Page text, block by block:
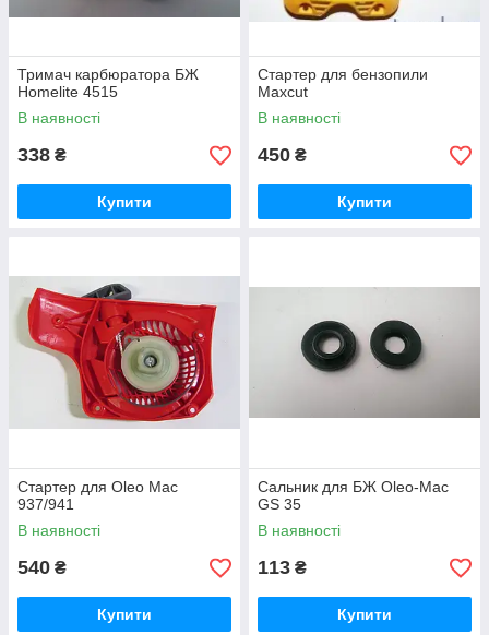
Тримач карбюратора БЖ
Homelite 4515
В наявності
338 ₴
Купити
Стартер для бензопили
Maxcut
В наявності
450 ₴
Купити
Стартер для Oleo Mac
937/941
В наявності
540 ₴
Купити
Сальник для БЖ Oleo-Mac
GS 35
В наявності
113 ₴
Купити